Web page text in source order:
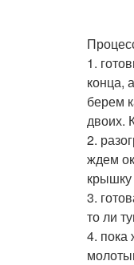
1.
конца,
берем
двоих.
2.
ждем
крышку
3.
то ли
4. пока